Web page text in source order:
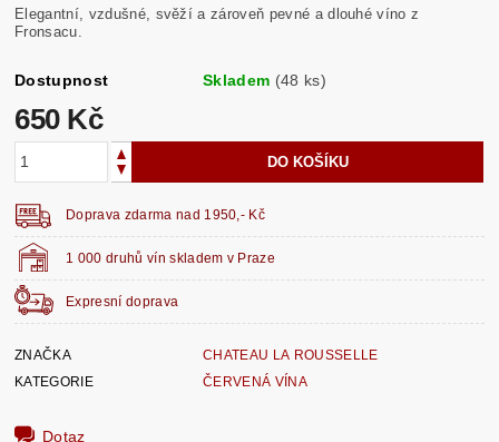
Elegantní, vzdušné, svěží a zároveň pevné a dlouhé víno z
Fronsacu.
Dostupnost Skladem (48 ks)
650 Kč
1 000 druhů vín skladem v Praze
Expresní doprava
Doprava zdarma nad 1950,- Kč
ZNAČKA
CHATEAU LA ROUSSELLE
KATEGORIE
ČERVENÁ VÍNA
Dotaz